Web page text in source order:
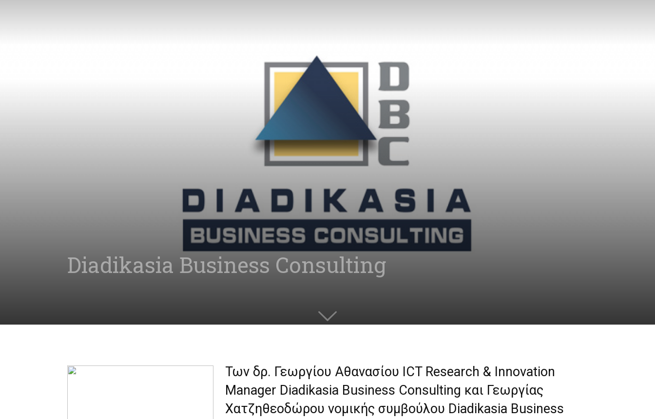
Diadikasia Business Consulting
Των δρ. Γεωργίου Αθανασίου ICT Research & Innovation
Manager Diadikasia Business Consulting και Γεωργίας
Χατζηθεοδώρου νομικής συμβούλου Diadikasia Business